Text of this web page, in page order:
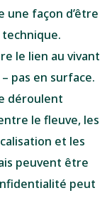
une façon d’être
le lien au vivant
pas en surface.
déroulent
le fleuve, les
et les
peuvent être
peut